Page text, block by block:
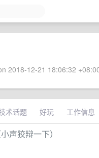
2018-12-21 18:06:32
术话题 好玩 工作信息
声狡辩一下）